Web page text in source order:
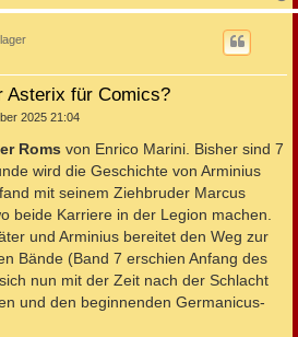
a
Asterix für Comics?
2025 21:04
Roms von Enrico Marini. Bisher sind 7
wird die Geschichte von Arminius
mit seinem Ziehbruder Marcus
beide Karriere in der Legion machen.
und Arminius bereitet den Weg zur
Bände (Band 7 erschien Anfang des
nun mit der Zeit nach der Schlacht
und den beginnenden Germanicus-